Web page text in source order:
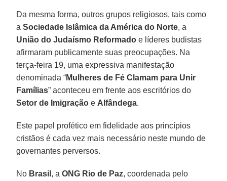
Da mesma forma, outros grupos religiosos, tais como
aSociedade Islâmica da América do Norte, a
União do Judaísmo Reformado e líderes budistas
afirmaram publicamente suas preocupações. Na
terça-feira 19, uma expressiva manifestação
denominada “Mulheres de Fé Clamam para Unir
Famílias” aconteceu em frente aos escritórios do
Setor de Imigração e Alfândega.
Este papel profético em fidelidade aos princípios
cristãos é cada vez mais necessário neste mundo de
governantes perversos.
No Brasil , aONG Rio de Paz, coordenada pelo